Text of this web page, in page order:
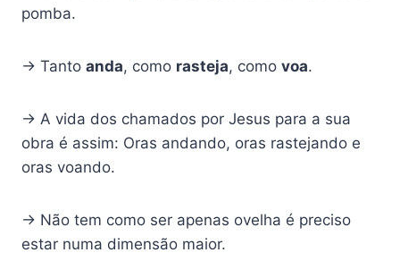
pomba.
→ Tanto anda, como rasteja, como voa.
→ A vida dos chamados por Jesus para a sua
obra é assim: Oras andando, oras rastejando e
oras voando.
→ Não tem como ser apenas ovelha é preciso
estar numa dimensão maior.